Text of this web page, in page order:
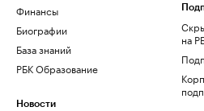
Финансы
Биографии
База знаний
РБК Образование
Новости
на